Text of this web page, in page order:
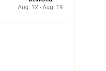
Aug. 12 - Aug. 19